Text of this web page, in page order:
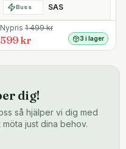
Buss SAS
Nypris 1 499kr
599 kr 3 i lager
dig!
så hjälper vi dig med
just dina behov.